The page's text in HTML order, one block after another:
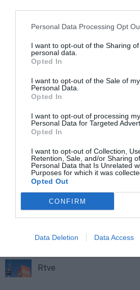
Personal Data Processing Opt
I want to opt-out of the Sharing
personal data.
Opted In
I want to opt-out of the Sale of my
Personal Data.
Opted In
I want to opt-out of processing my
Personal Data for Targeted
Opted In
I want to opt-out of Collection,
Retention, Sale, and/or Sharing
Personal Data that Is Unrelated
Purposes for which it was
Opted Out
CONFIRM
Data Deletion Data Access
Índex2P
Rtve
cierre de los Juegos de Tokio.
espectadores se concentraron en
sobre las audiencias en la
que Rtve, por primera vez, no
Eurosport y limitó la emisión de
Añadir
de forma gratuita
Mantente informado con las últimas
Compartir